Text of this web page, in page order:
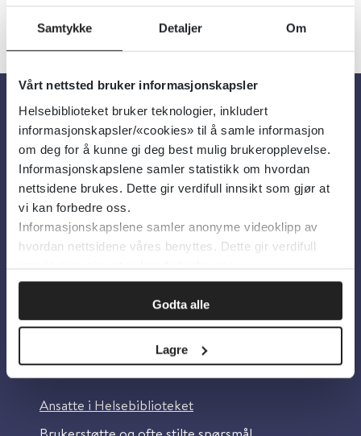
Samtykke Detaljer Om
Vårt nettsted bruker informasjonskapsler
Helsebiblioteket bruker teknologier, inkludert
informasjonskapsler/«cookies» til å samle informasjon
om deg for å kunne gi deg best mulig brukeropplevelse.
Informasjonskapslene samler statistikk om hvordan
nettsidene brukes. Dette gir verdifull innsikt som gjør at
vi kan forbedre oss.
Informasjonskapslene samler anonyme videoklipp av
hvordan nettsidene våres benyttes. Dette gir verdifull
innsikt som gjør at vi kan forbedre oss.
Godta alle
Lagre
Om oss
Om Helsebiblioteket
Personvern og informasjonskapsler
Tilgjengelighetserklæring
Information in English
Ansatte i Helsebiblioteket